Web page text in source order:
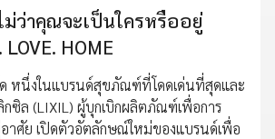
ว่าคุณจะเป็นใครหรืออยู่
HOME
หนึ่งในแบรนด์สุขภัณฑ์ที่โดดเด่นที่สุดและ
ซิล (LIXIL) ผู้บุกเบิกผลิตภัณฑ์เพื่อการ
าศัย เปิดตัวอัตลักษณ์ใหม่ของแบรนด์เพื่อ